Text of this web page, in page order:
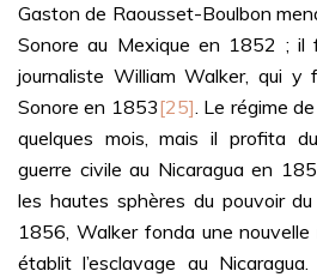
Gaston de Raousset-Boulbon
Sonore au Mexique en 1852 ; il
journaliste William Walker, qui y
Sonore en 1853[25]. Le régime
quelques mois, mais il profita
guerre civile au Nicaragua en
les hautes sphères du pouvoir
1856, Walker fonda une
établit l’esclavage au